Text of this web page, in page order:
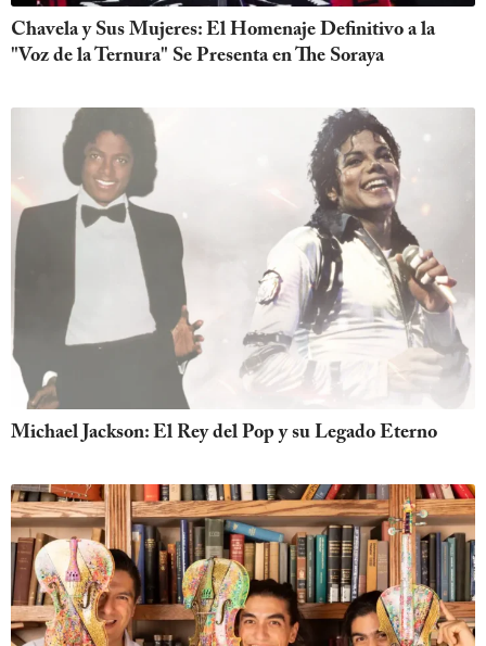
Chavela y Sus Mujeres: El Homenaje Definitivo a la
"Voz de la Ternura" Se Presenta en The Soraya
Michael Jackson: El Rey del Pop y su Legado Eterno